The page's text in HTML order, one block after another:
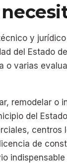
y
del Estado
o varias
remodelar o
del
centros
de